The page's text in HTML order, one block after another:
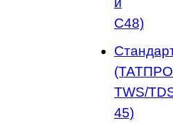
C48)
TWS/
45)